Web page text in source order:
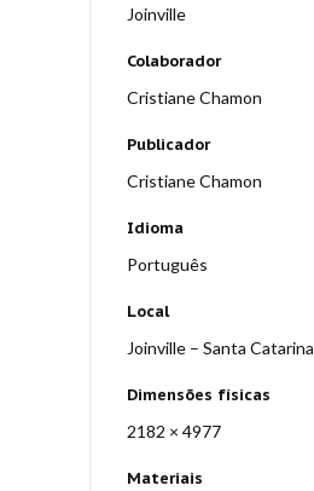
Joinville
Colaborador
Cristiane Chamon
Publicador
Cristiane Chamon
Idioma
Português
Local
Joinville – Santa Catarina
Dimensões físicas
2182 × 4977
Materiais